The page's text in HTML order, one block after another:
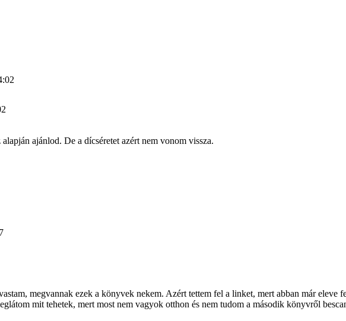
ajánlod. De a dícséretet azért nem vonom vissza.
megvannak ezek a könyvek nekem. Azért tettem fel a linket, mert abban már eleve
mit tehetek, mert most nem vagyok otthon és nem tudom a második könyvről